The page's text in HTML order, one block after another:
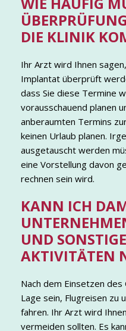
DIE KLINIK
Ihr Arzt wird Ihnen
Implantat überprüft
dass Sie diese Termine
vorausschauend planen
anberaumten Termins
keinen Urlaub planen.
ausgetauscht werden
eine Vorstellung davon
rechnen sein wird.
KANN ICH
UND
AKTIVITÄTEN
Nach dem Einsetzen
Lage sein, Flugreisen zu
fahren. Ihr Arzt wird
vermeiden sollten. Es